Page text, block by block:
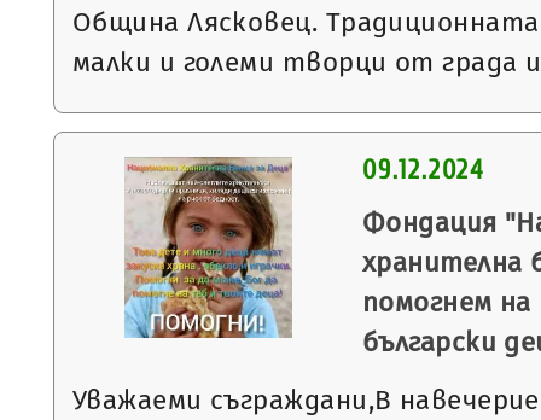
Община Лясковец.
малки и големи творци от града
09.12.2024
Фондация
хранителна
помогнем
български
Уважаеми съграждани,В